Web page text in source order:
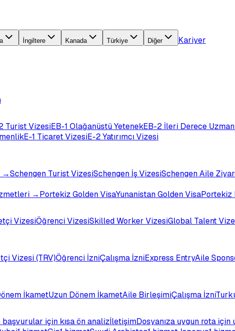
İngiltere Kanada Türkiye Diğer
Kariyer
Turist VizesiEB-1 Olağanüstü YetenekEB-2 İleri Derece
E-1 Ticaret VizesiE-2 Yatırımcı Vizesi
→Schengen Turist VizesiSchengen İş VizesiSchengen Aile
→Portekiz Golden VisaYunanistan Golden VisaPortekiz
VizesiÖğrenci VizesiSkilled Worker VizesiGlobal Talent
Vizesi (TRV)Öğrenci İzniÇalışma İzniExpress EntryAile
İkametUzun Dönem İkametAile BirleşimiÇalışma İzni
başvurular için kısa ön analizİletişimDosyanıza uygun rota